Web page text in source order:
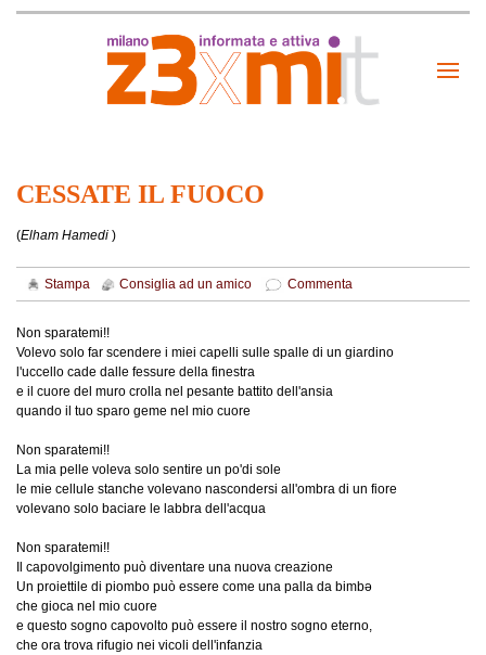
CESSATE IL FUOCO
(Elham Hamedi )
Stampa Consiglia ad un amico Commenta
Non sparatemi!!
Volevo solo far scendere i miei capelli sulle spalle di un giardino
l'uccello cade dalle fessure della finestra
e il cuore del muro crolla nel pesante battito dell'ansia
Non sparatemi!!
La mia pelle voleva solo sentire un po'di sole
le mie cellule stanche volevano nascondersi all'ombra di un fiore
volevano solo baciare le labbra dell'acqua
‏Non sparatemi!!
Il capovolgimento può diventare una nuova creazione
Un proiettile di piombo può essere come una palla da bimbə
che gioca nel mio cuore
e questo sogno capovolto può essere il nostro sogno eterno,
che ora trova rifugio nei vicoli dell'infanzia